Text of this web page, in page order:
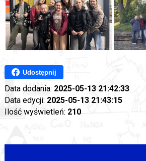
Udostępnij
Data dodania: 2025-05-13 21:42:33
Data edycji: 2025-05-13 21:43:15
Ilość wyświetleń: 210